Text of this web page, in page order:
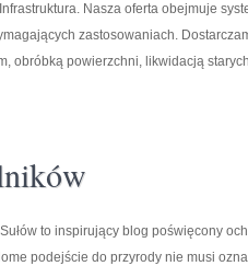
Nasza oferta obejmuje
zastosowaniach.
obróbką powierzchni, likwidacją
to inspirujący blog poświęcony
podejście do przyrody nie musi